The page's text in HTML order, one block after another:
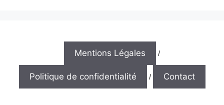
Mentions Légales /
Politique de confidentialité / Contact